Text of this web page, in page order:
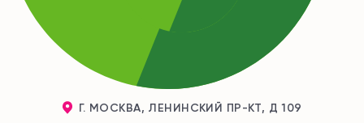
Г. МОСКВА, ЛЕНИНСКИЙ ПР-КТ, Д 109